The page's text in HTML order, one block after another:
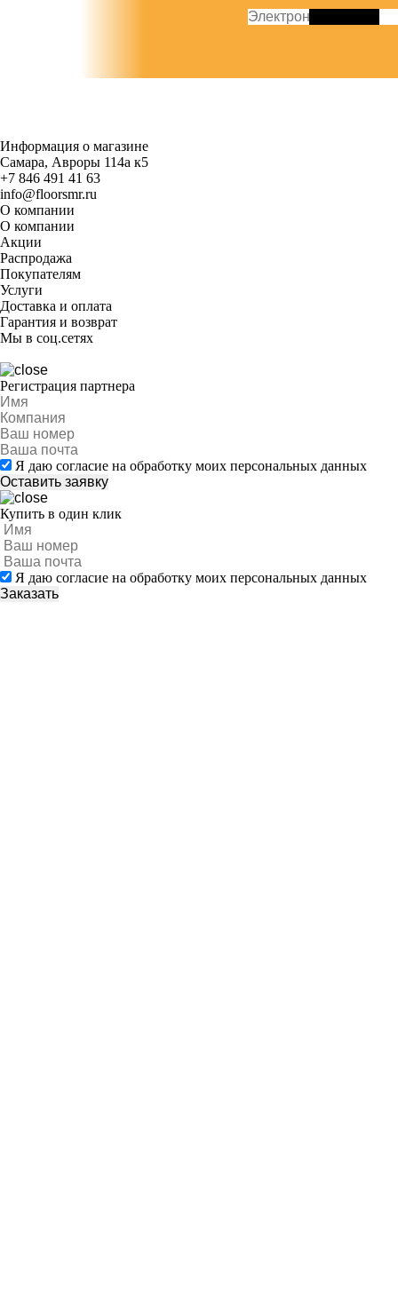
Информация о магазине
Самара, Авроры 114а к5
+7 846 491 41 63
info@floorsmr.ru
О компании
О компании
Акции
Распродажа
Покупателям
Услуги
Доставка и оплата
Гарантия и возврат
Мы в соц.сетях
Регистрация партнера
Я даю согласие на обработку моих персональных данных
Купить в один клик
Я даю согласие на обработку моих персональных данных